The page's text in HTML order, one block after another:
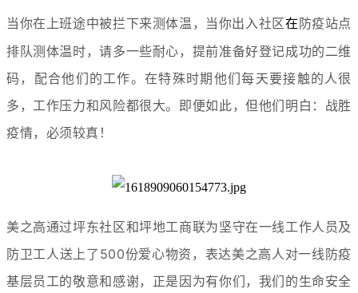
当你在上班途中被拦下来测体温，当你出入社区在 防疫站点
排队测体温时，请多一些耐心，提前准备好登记成功的二维
码，配合他们的工作。在特殊时期他们每天要接触的人很
多，工作压力和风险都很大。即便如此，但他们明白：战胜
疫情，必须较真！
美之高通过坪东社区和坪地工商联为坚守在一线工作人员及
防卫工人送上了500份爱心物资，表达美之高人对一线防疫
基层员工的敬意和感谢，正是因为有你们，我们的生命安全